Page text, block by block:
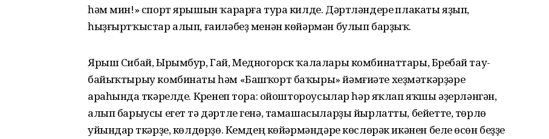
һәм мин!» спорт ярышын ҡарарға тура килде. Дәртләндереү плакаты яҙып,
һыҙғыртҡыстар алып, ғаиләбеҙ менән көйәрмән булып барҙыҡ.
Ярыш Сибай, Ырымбур, Гай, Медногорск ҡалалары комбинаттары, Бүребай тау-
байыҡтырыу комбинаты һәм «Башҡорт баҡыры» йәмғиәте хеҙмәткәрҙәре
араһында үткәрелде. Күренеп тора: ойоштороусылар һәр яҡлап яҡшы әҙерләнгән,
алып барыусы егет тә дәртле генә, тамашасыларҙы йырлатты, бейетте, төрлө
уйындар үткәрҙе, көлдөрҙө. Кемдең көйәрмәндәре көслөрәк икәнен белеү өсөн беҙҙе